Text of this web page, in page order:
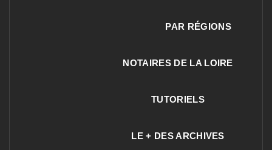
PAR RÉGIONS
NOTAIRES DE LA LOIRE
TUTORIELS
LE + DES ARCHIVES